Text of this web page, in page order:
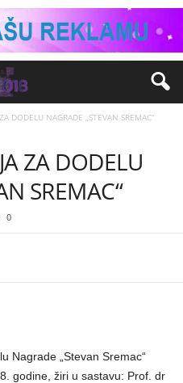
DODELU NAGRADE „STEVAN SREMAC“
ZA DODELU
SREMAC“
0
Nagrade „Stevan Sremac“
godine, žiri u sastavu: Prof. dr